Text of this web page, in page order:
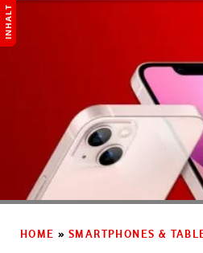
INHALT
HOME » SMARTPHONES &